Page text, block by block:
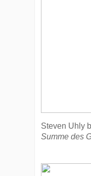
Steven Uhly
Summe des